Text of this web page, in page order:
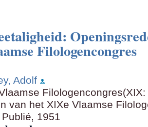
Filologencongres
Adolf
van het XIXe Vlaamse
Publié, 1951